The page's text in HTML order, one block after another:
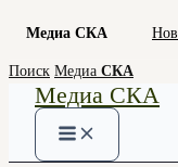
Медиа СКА
Skip
content
Поиск Медиа СКА
Медиа СКА